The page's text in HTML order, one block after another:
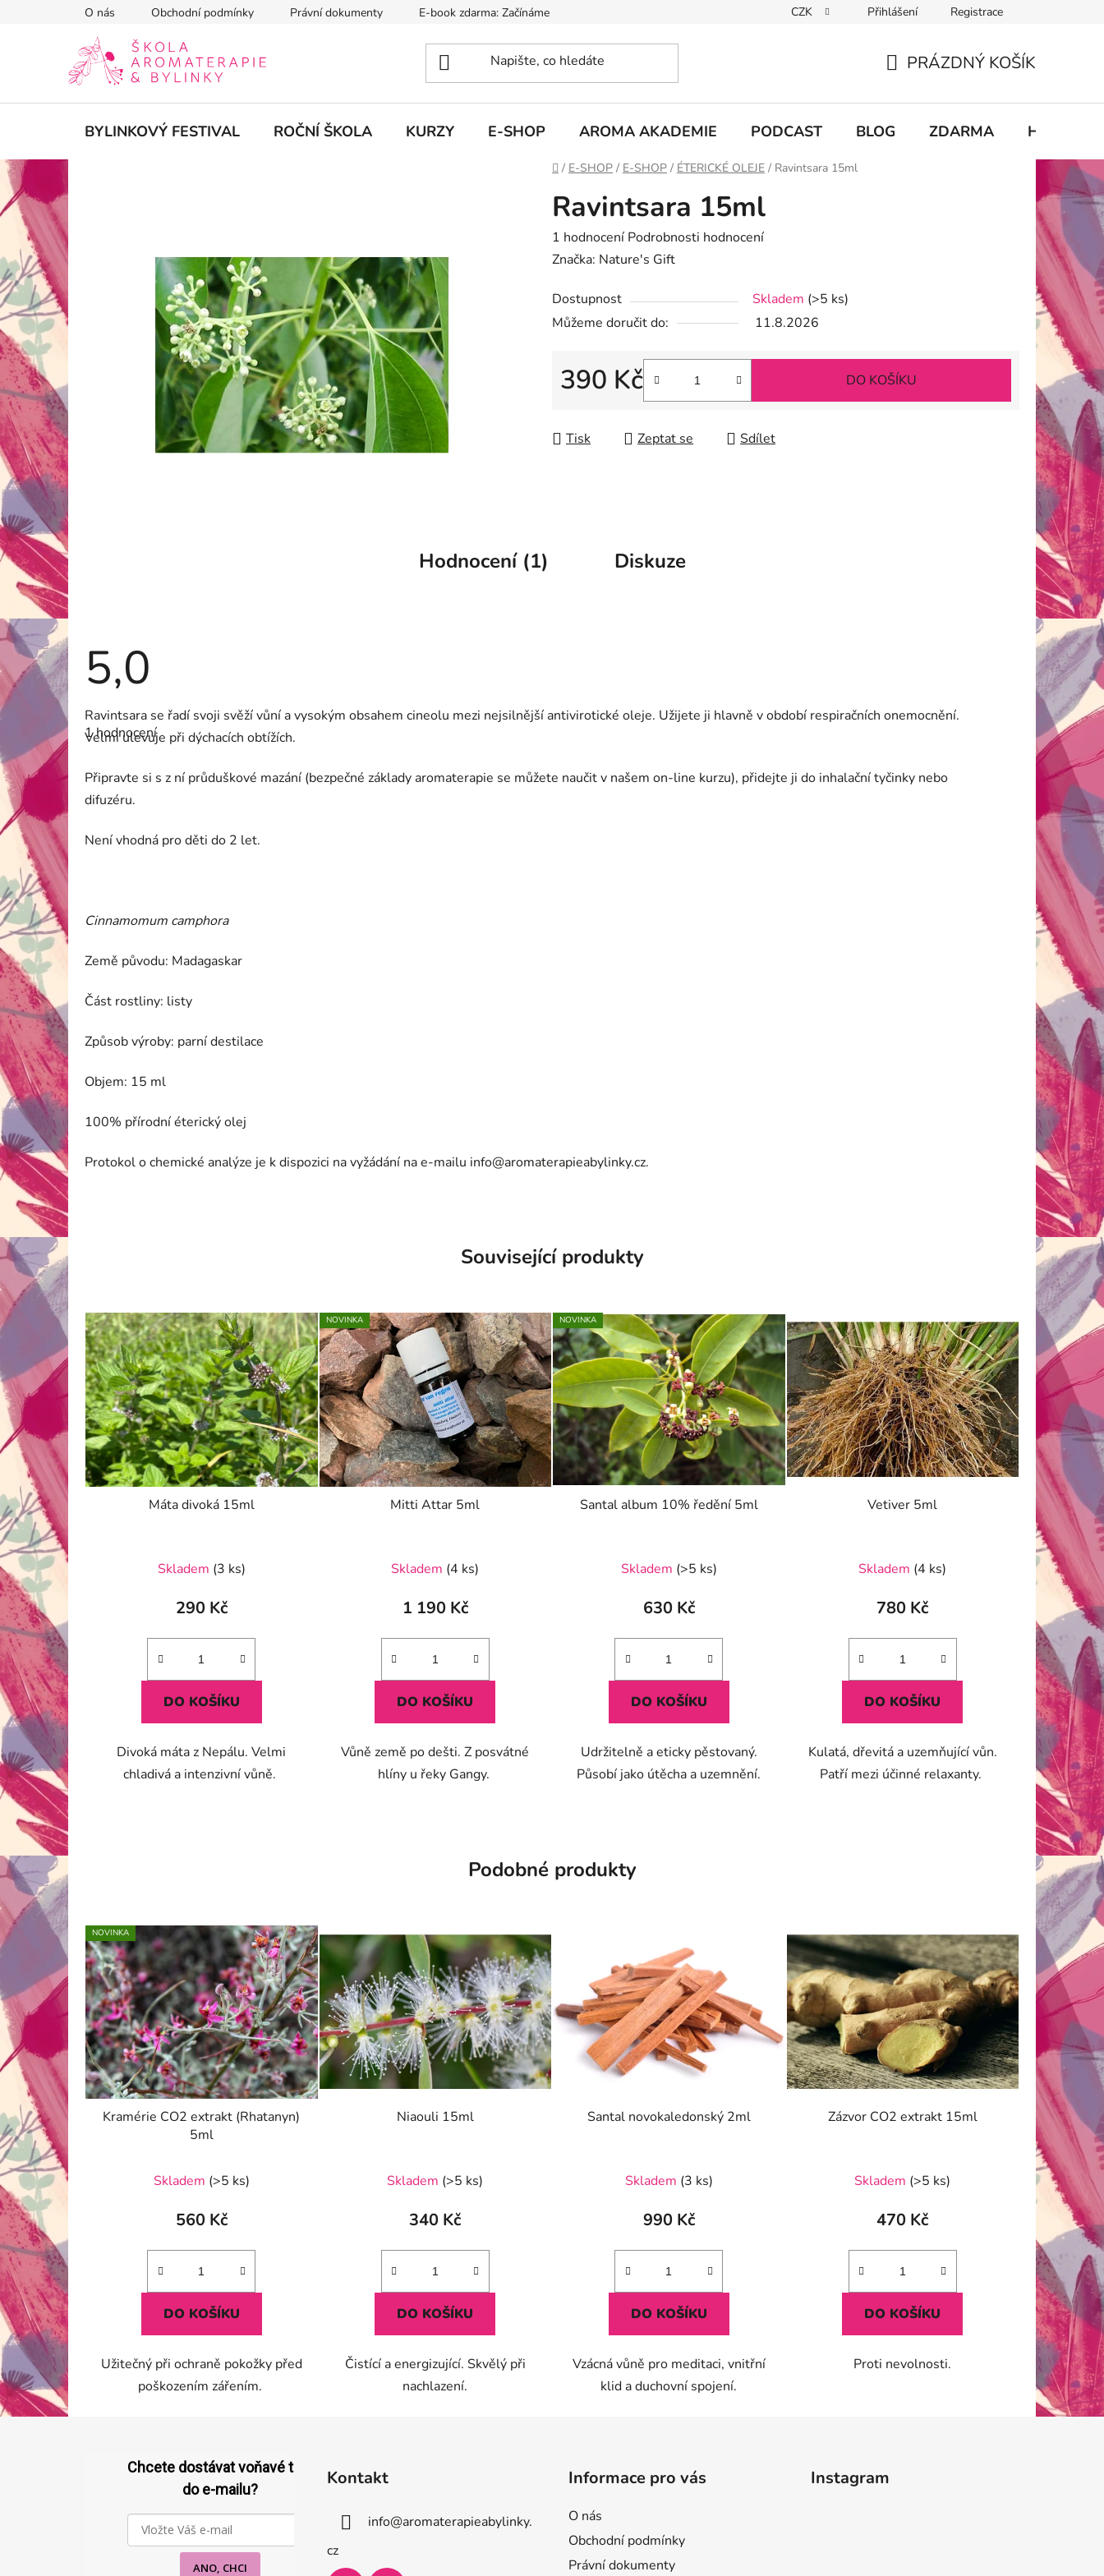
O nás Obchodní podmínky Právní dokumenty E-book zdarma: Začínáme s aromaterapií CZK Přihlášení Registrace
KOŠÍK
PRÁZDNÝ KOŠÍK
BYLINKOVÝ FESTIVAL ROČNÍ ŠKOLA KURZY E-SHOP AROMA AKADEMIE PODCAST BLOG ZDARMA
Domů
/ E-SHOP / E-SHOP / ÉTERICKÉ OLEJE / Ravintsara 15ml
Ravintsara 15ml
Průměrné
hodnocení
je
5,0
hvězdiček.
1 hodnocení Podrobnosti hodnocení
Značka: Nature's Gift
Dostupnost Skladem (>5 ks)
Můžeme doručit do:
11.8.2026
390 Kč DO KOŠÍKU
Tisk Zeptat se Sdílet
Hodnocení (1) Diskuze
5,0
Průměrné
hodnocení
produktu
z
5
hvězdiček.
1 hodnocení
Ravintsara se řadí svoji svěží vůní a vysokým obsahem cineolu mezi nejsilnější antivirotické oleje. Užijete ji hlavně v období respiračních onemocnění.
Velmi ulevuje při dýchacích obtížích.
Připravte si s z ní průduškové mazání (bezpečné základy aromaterapie se můžete naučitv našem on-line kurzu), přidejte ji do inhalační tyčinky nebo
difuzéru.
Není vhodná pro děti do 2 let.
Cinnamomum camphora
Země původu: Madagaskar
Část rostliny: listy
Způsob výroby: parní destilace
Objem: 15 ml
100% přírodní éterický olej
Protokol o chemické analýze je k dispozici na vyžádání na e-mailu info@aromaterapieabylinky.cz.
Související produkty
Máta divoká 15ml
Skladem (3 ks)
290 Kč
DO KOŠÍKU
Divoká máta z Nepálu. Velmi
chladivá a intenzivní vůně.
NOVINKA
Mitti Attar 5ml
hodnocení
produktu
5,0
z
hvězdiček.
Skladem (4 ks)
1 190 Kč
DO KOŠÍKU
Vůně země po dešti. Z posvátné
hlíny u řeky Gangy.
NOVINKA
Santal album 10% ředění 5ml
Skladem (>5 ks)
630 Kč
DO KOŠÍKU
Udržitelně a eticky pěstovaný.
Působí jako útěcha a uzemnění.
Vetiver 5ml
Skladem (4 ks)
780 Kč
DO KOŠÍKU
Kulatá, dřevitá a uzemňující vůn.
Patří mezi účinné relaxanty.
Podobné produkty
NOVINKA
Kramérie CO2 extrakt (Rhatanyn)
5ml
Skladem (>5 ks)
560 Kč
DO KOŠÍKU
Užitečný při ochraně pokožky před
poškozením zářením.
Niaouli 15ml
Skladem (>5 ks)
340 Kč
DO KOŠÍKU
Čistící a energizující. Skvělý při
nachlazení.
Santal novokaledonský 2ml
Skladem (3 ks)
990 Kč
DO KOŠÍKU
Vzácná vůně pro meditaci, vnitřní
klid a duchovní spojení.
Zázvor CO2 extrakt 15ml
Skladem (>5 ks)
470 Kč
DO KOŠÍKU
Proti nevolnosti.
Chcete dostávat voňavé tipy
do e-mailu?
ANO, CHCI
Kontakt
info@aromaterapieabylinky.
cz
Informace pro vás
O nás
Obchodní podmínky
Právní dokumenty
Instagram